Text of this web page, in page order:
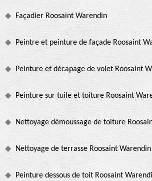
Façadier Roosaint Warendin
Peintre et peinture de façade Roosaint
Peinture et décapage de volet Roosaint
Peinture sur tuile et toiture Roosaint
Nettoyage démoussage de toiture
Nettoyage de terrasse Roosaint Warendin
Peinture dessous de toit Roosaint